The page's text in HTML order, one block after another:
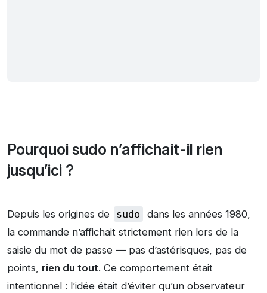
Pourquoi sudo n’affichait-il rien
jusqu’ici ?
Depuis les origines de sudo
dans les années 1980,
la commande n’affichait strictement rien lors de la
saisie du mot de passe — pas d’astérisques, pas de
points, rien du tout. Ce comportement était
intentionnel : l’idée était d’éviter qu’un observateur